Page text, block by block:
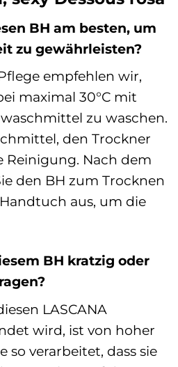
BH am besten, um
zu gewährleisten?
empfehlen wir,
maximal 30°C mit
zu waschen.
den Trockner
Reinigung. Nach dem
den BH zum Trocknen
aus, um die
BH kratzig oder
LASCANA
wird, ist von hoher
verarbeitet, dass sie